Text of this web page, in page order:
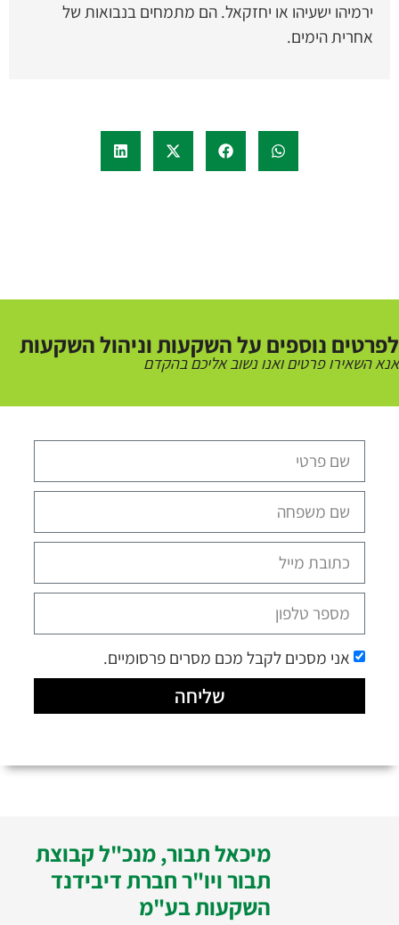
ירמיהו ישעיהו או יחזקאל. הם מתמחים בנבואות של
אחרית הימים.
לפרטים נוספים על השקעות וניהול השקעות
אנא השאירו פרטים ואנו נשוב אליכם בהקדם
אני מסכים לקבל מכם מסרים פרסומיים.
שליחה
מיכאל תבור, מנכ"ל קבוצת
תבור ויו"ר חברת דיבידנד
השקעות בע"מ